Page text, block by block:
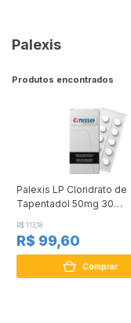
Palexis
Produtos encontrados
Palexis LP Cloridrato de
Tapentadol 50mg 30
R$ 113,18
R$ 99,60
Comprar